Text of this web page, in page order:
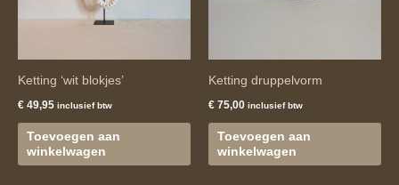
Ketting ‘wit blokjes’
€ 49,95 inclusief btw
Toevoegen aan
winkelwagen
Ketting druppelvorm
€ 75,00 inclusief btw
Toevoegen aan
winkelwagen